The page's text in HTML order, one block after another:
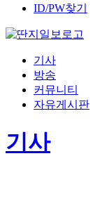
ID/PW찾기
기사
방송
커뮤니티
자유게시판
기사